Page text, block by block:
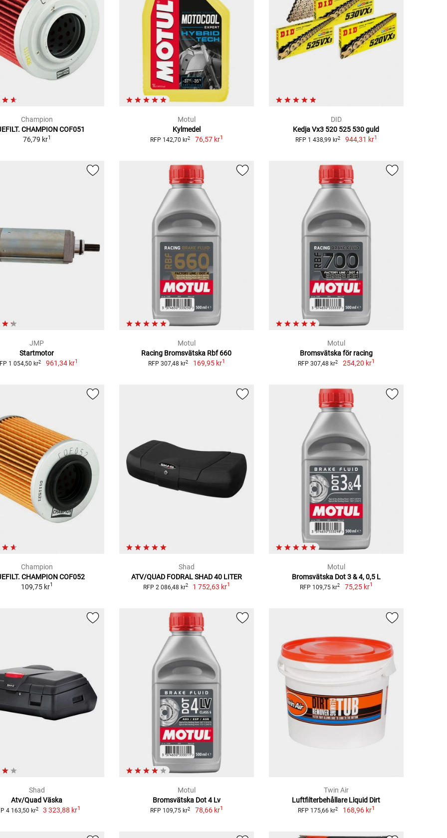
Champion
CHAMPION COF051
76,79 kr1
Motul
Kylmedel
RFP 142,70 kr2 76,57 kr1
DID
Kedja Vx3 520 525 530 guld
RFP 1 438,99 kr2 944,31 kr1
JMP
Startmotor
1 054,50 kr2 961,34 kr1
Motul
Racing Bromsvätska Rbf 660
RFP 307,48 kr2 169,95 kr1
Motul
Bromsvätska för racing
RFP 307,48 kr2 254,20 kr1
Champion
CHAMPION COF052
109,75 kr1
Shad
ATV/QUAD FODRAL SHAD 40 LITER
RFP 2 086,48 kr2 1 752,63 kr1
Motul
Bromsvätska Dot 3 & 4, 0,5 L
RFP 109,75 kr2 75,25 kr1
Shad
Atv/Quad Väska
4 163,50 kr2 3 323,88 kr1
Motul
Bromsvätska Dot 4 Lv
RFP 109,75 kr2 78,66 kr1
Twin Air
Luftfilterbehållare Liquid Dirt
RFP 175,66 kr2 168,96 kr1